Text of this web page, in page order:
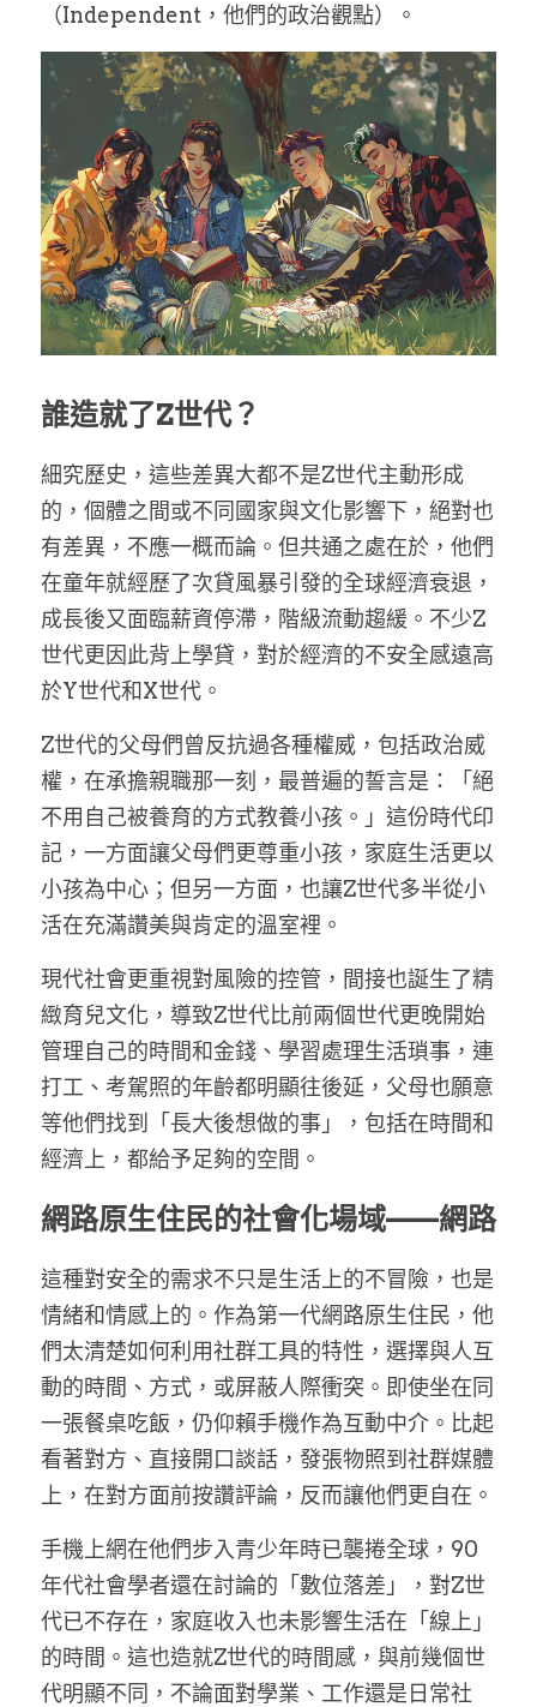
（Independent，他們的政治觀點）。
誰造就了Z世代？
細究歷史，這些差異大都不是Z世代主動形成
的，個體之間或不同國家與文化影響下，絕對也
有差異，不應一概而論。但共通之處在於，他們
在童年就經歷了次貸風暴引發的全球經濟衰退，
成長後又面臨薪資停滯，階級流動趨緩。不少Z
世代更因此背上學貸，對於經濟的不安全感遠高
於Y世代和X世代。
Z世代的父母們曾反抗過各種權威，包括政治威
權，在承擔親職那一刻，最普遍的誓言是：「絕
不用自己被養育的方式教養小孩。」這份時代印
記，一方面讓父母們更尊重小孩，家庭生活更以
小孩為中心；但另一方面，也讓Z世代多半從小
活在充滿讚美與肯定的溫室裡。
現代社會更重視對風險的控管，間接也誕生了精
緻育兒文化，導致Z世代比前兩個世代更晚開始
管理自己的時間和金錢、學習處理生活瑣事，連
打工、考駕照的年齡都明顯往後延，父母也願意
等他們找到「長大後想做的事」，包括在時間和
經濟上，都給予足夠的空間。
網路原生住民的社會化場域——網路
這種對安全的需求不只是生活上的不冒險，也是
情緒和情感上的。作為第一代網路原生住民，他
們太清楚如何利用社群工具的特性，選擇與人互
動的時間、方式，或屏蔽人際衝突。即使坐在同
一張餐桌吃飯，仍仰賴手機作為互動中介。比起
看著對方、直接開口談話，發張物照到社群媒體
上，在對方面前按讚評論，反而讓他們更自在。
手機上網在他們步入青少年時已襲捲全球，90
年代社會學者還在討論的「數位落差」，對Z世
代已不存在，家庭收入也未影響生活在「線上」
的時間。這也造就Z世代的時間感，與前幾個世
代明顯不同，不論面對學業、工作還是日常社